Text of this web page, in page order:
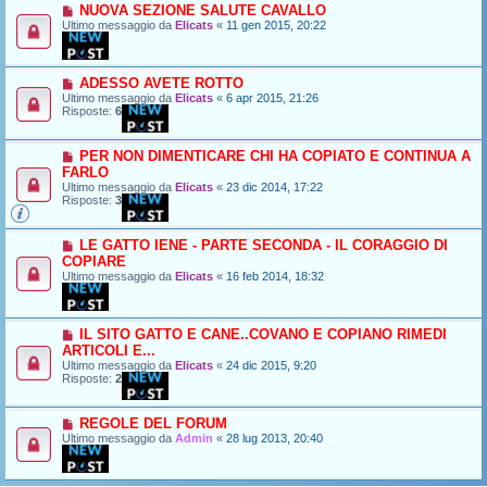
NUOVA SEZIONE SALUTE CAVALLO
Ultimo messaggio da Elicats « 11 gen 2015, 20:22
ADESSO AVETE ROTTO
Ultimo messaggio da Elicats « 6 apr 2015, 21:26
Risposte: 6
PER NON DIMENTICARE CHI HA COPIATO E CONTINUA A
FARLO
Ultimo messaggio da Elicats « 23 dic 2014, 17:22
Risposte: 3
LE GATTO IENE - PARTE SECONDA - IL CORAGGIO DI
COPIARE
Ultimo messaggio da Elicats « 16 feb 2014, 18:32
IL SITO GATTO E CANE..COVANO E COPIANO RIMEDI
ARTICOLI E...
Ultimo messaggio da Elicats « 24 dic 2015, 9:20
Risposte: 2
REGOLE DEL FORUM
Ultimo messaggio da Admin « 28 lug 2013, 20:40